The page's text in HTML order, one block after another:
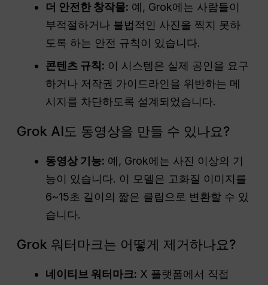
더 안전한 창작물: 예, Grok에는 사람들이
부적절하거나 불법적인 사진을 찍지 못하
도록 하는 안전 규칙이 있습니다.
콘텐츠 규칙: 이 시스템은 실제 공인을 요구
하거나 저작권 가이드라인을 위반하는 메
시지를 차단하도록 설계되었습니다.
Grok AI도 동영상을 만들 수 있나요?
동영상 기능: 예, Grok에는 사진 이상의 기
능이 있습니다. 이 모델은 고화질 이미지를
6~15초 길이의 짧은 클립으로 변환할 수 있
습니다.
Grok 워터마크는 어떻게 제거하나요?
네이티브 워터마크: X 플랫폼에서 직접